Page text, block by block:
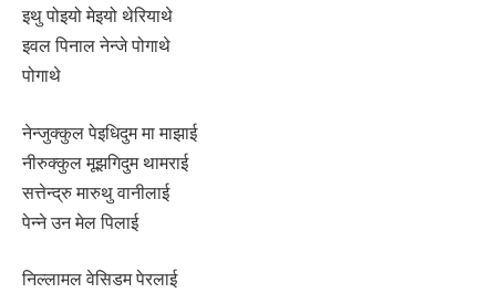
इथु पोइयो मेइयो थेरियाथे
इवल पिनाल नेन्जे पोगाथे
पोगाथे
नेन्जुक्कुल पेइधिदुम मा माझाई
नीरुक्कुल मूझगिदुम थामराई
सत्तेन्द्रु मारुथु वानीलाई
पेन्ने उन मेल पिलाई
निल्लामल वेसिडम पेरलाई